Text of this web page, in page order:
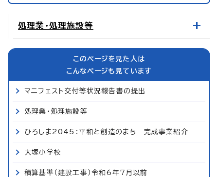
処理業・処理施設等
このページを見た人は
こんなページも見ています
マニフェスト交付等状況報告書の提出
処理業・処理施設等
ひろしま2045：平和と創造のまち 完成事業紹介
大塚小学校
積算基準（建設工事）令和6年7月以前